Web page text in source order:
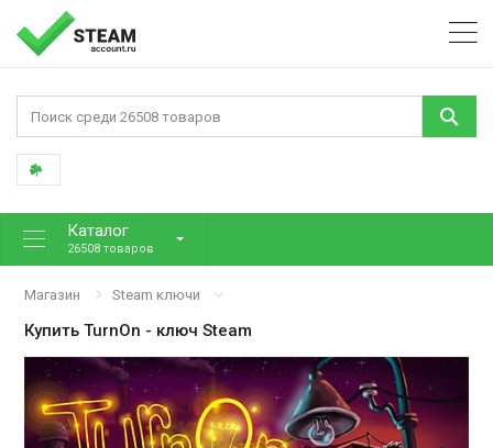
Каталог
26508 товаров
Магазин Steam ключи
КупитьTurnOn - ключ Steam